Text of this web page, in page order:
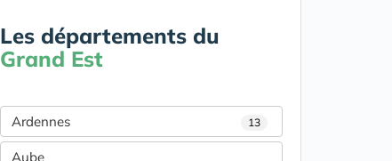
Les départements du
Grand Est
Ardennes 13
Aube